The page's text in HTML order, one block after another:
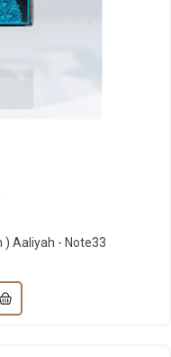
Aaliyah - Note33